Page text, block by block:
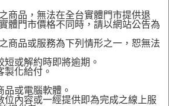
商品，無法在全台實體門市提供退
體門市價格不同時，請以網站公告為
商品或服務為下列情形之一，恕無法
或解約時即將逾期。
製化給付。
或電腦軟體。
位內容或一經提供即為完成之線上服